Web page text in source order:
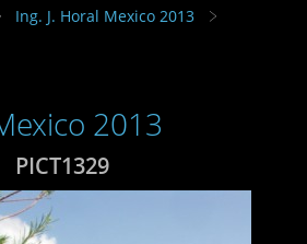
Ing. J. Horal Mexico 2013
2013
PICT1329